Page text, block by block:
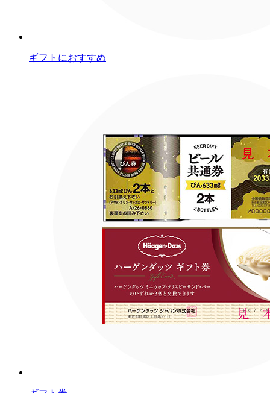
ギフトにおすすめ